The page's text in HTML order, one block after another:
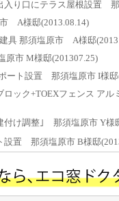
入り口にテラス屋根設置
A様邸(2013.08.14)
具 那須塩原市 A様邸
原市 M様邸(201307.25)
ート設置 那須塩原市 I様邸
ロック+TOEXフェンス ア
付け調整｣ 那須塩原市 Y様
設置 那須塩原市 B様邸